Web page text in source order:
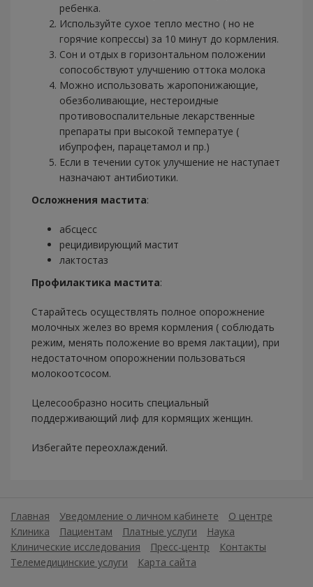
ребенка.
Используйте сухое тепло местно ( но не
горячие копрессы) за 10 минут до кормления.
Сон и отдых в горизонтальном положении
сопособствуют улучшению оттока молока
Можно использовать жаропонижающие,
обезболивающие, нестероидные
противовоспалительные лекарственные
препараты при высокой температуе (
ибупрофен, парацетамол и пр.)
Если в течении суток улучшение не наступает
назначают антибиотики.
Осложнения мастита:
абсцесс
рецидивирующий мастит
лактостаз
Профилактика мастита:
Старайтесь осуществлять полное опорожнение
молочных желез во время кормления ( соблюдать
режим, менять положение во время лактации), при
недостаточном опорожнении пользоваться
молокоотсосом.
Целесообразно носить специальный
поддерживающий лиф для кормящих женщин.
Избегайте переохлаждений.
Главная Уведомление о личном кабинете
О центре
Клиника
Пациентам Платные услуги
Наука
Клинические исследования
Пресс-центр
Контакты
Телемедицинские услуги
Карта сайта